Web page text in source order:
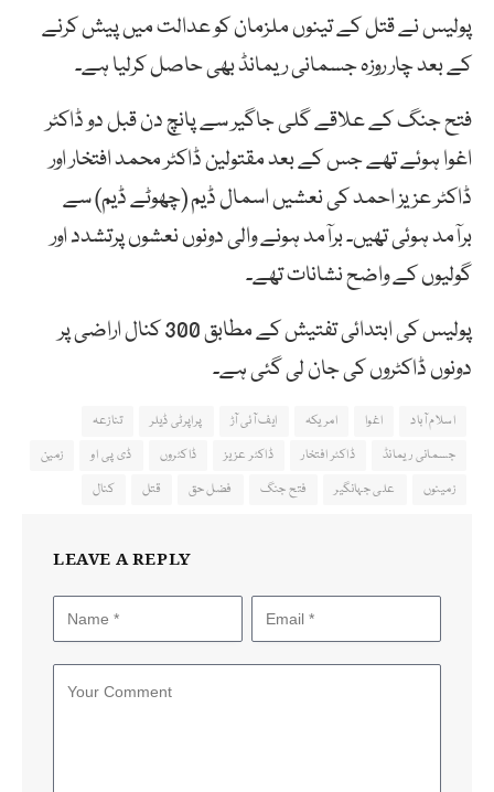
پولیس نے قتل کے تینوں ملزمان کو عدالت میں پیش کرنے
کے بعد چار روزہ جسمانی ریمانڈ بھی حاصل کرلیا ہے۔
فتح جنگ کے علاقے گلی جاگیر سے پانچ دن قبل دو ڈاکٹر
اغوا ہوئے تھے جس کے بعد مقتولین ڈاکٹر محمد افتخار اور
ڈاکٹر عزیز احمد کی نعشیں اسمال ڈیم (چھوٹے ڈیم) سے
برآمد ہوئی تھیں۔ برآمد ہونے والی دونوں نعشوں پرتشدد اور
گولیوں کے واضح نشانات تھے۔
پولیس کی ابتدائی تفتیش کے مطابق 300 کنال اراضی پر
دونوں ڈاکٹروں کی جان لی گئی ہے۔
اسلام آباد اغوا امریکہ ایف آئی آڑ پراپرٹی ڈیلر
تنازعہ
جسمانی ریمانڈ
ڈاکٹر افتخار ڈاکٹر عزیز ڈاکٹروں ڈی پی او
زمین
زمینوں
علی جہانگیر فتح جنگ فضل حق قتل کنال
LEAVE A REPLY